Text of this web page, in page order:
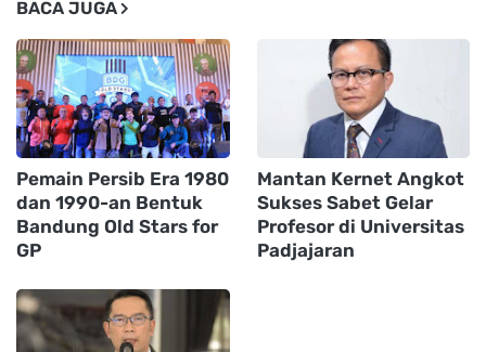
BACA JUGA
Pemain Persib Era 1980
dan 1990-an Bentuk
Bandung Old Stars for
GP
Mantan Kernet Angkot
Sukses Sabet Gelar
Profesor di Universitas
Padjajaran